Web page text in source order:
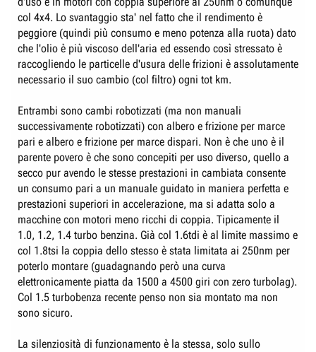
col 4x4. Lo svantaggio sta' nel fatto che il rendimento è
peggiore (quindi più consumo e meno potenza alla ruota) dato
che l'olio è più viscoso dell'aria ed essendo così stressato è
raccogliendo le particelle d'usura delle frizioni è assolutamente
necessario il suo cambio (col filtro) ogni tot km.
Entrambi sono cambi robotizzati (ma non manuali
successivamente robotizzati) con albero e frizione per marce
pari e albero e frizione per marce dispari. Non è che uno è il
parente povero è che sono concepiti per uso diverso, quello a
secco pur avendo le stesse prestazioni in cambiata consente
un consumo pari a un manuale guidato in maniera perfetta e
prestazioni superiori in accelerazione, ma si adatta solo a
macchine con motori meno ricchi di coppia. Tipicamente il
1.0, 1.2, 1.4 turbo benzina. Già col 1.6tdi è al limite massimo e
col 1.8tsi la coppia dello stesso è stata limitata ai 250nm per
poterlo montare (guadagnando però una curva
elettronicamente piatta da 1500 a 4500 giri con zero turbolag).
Col 1.5 turbobenza recente penso non sia montato ma non
sono sicuro.
La silenziosità di funzionamento è la stessa, solo sullo